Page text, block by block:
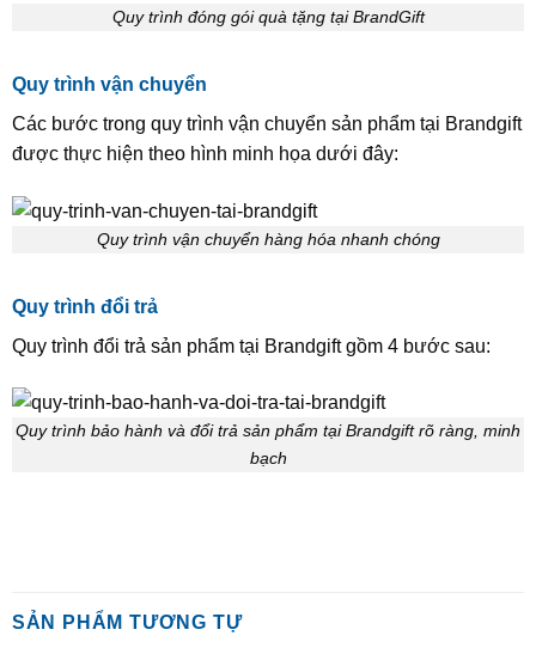
Quy trình đóng gói quà tặng tại BrandGift
Quy trình vận chuyển
Các bước trong quy trình vận chuyển sản phẩm tại Brandgift
được thực hiện theo hình minh họa dưới đây:
Quy trình vận chuyển hàng hóa nhanh chóng
Quy trình đổi trả
Quy trình đổi trả sản phẩm tại Brandgift gồm 4 bước sau:
Quy trình bảo hành và đổi trả sản phẩm tại Brandgift rõ ràng, minh
bạch
SẢN PHẨM TƯƠNG TỰ